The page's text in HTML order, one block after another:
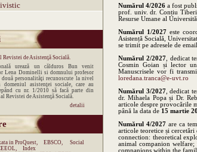
Revistei de Asistenţă Socială.
urează un călduros Bun venit
Lena Dominelli si domnului profesor
două personalităţi recunoscute la nivel
domeniul asistenţei sociale, care au
cu nr. 1/2010 să facă parte din
Revistei de Asistenţă Socială.
detalii
in ProQuest, EBSCO,
Social
Index
Numărul 4/2026 a fost
prof. univ. dr. Conțiu
Resurse Umane al
Numărul 1/2027 este
Asistență Socială,
se trimit pe adresele de
Numărul 2/2027, dedicat
Cosmin Goian și lector
Manuscrisele vor fi
loredana.tranca@e-uvt.ro
Numărul 3/2027, dedicat
dr. Mihaela Popa și Dr.
articole despre provocările
până la data de 15 martie
Numărul 4/2027 are ca
articole teoretice și
connection: theoretical
animal companion
companions within the